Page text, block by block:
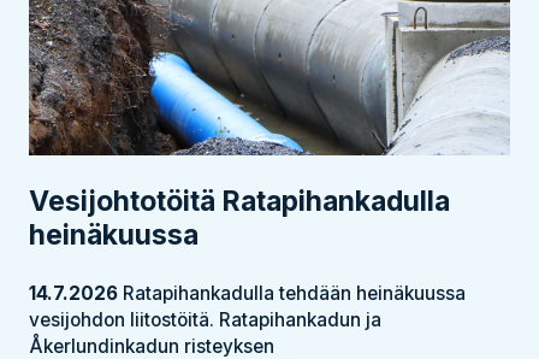
Vesijohtotöitä Ratapihankadulla
heinäkuussa
14.7.2026 Ratapihankadulla tehdään heinäkuussa
vesijohdon liitostöitä. Ratapihankadun ja
Åkerlundinkadun risteyksen